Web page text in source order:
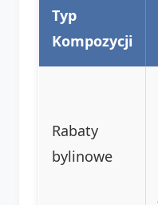
Typ
Kompozycji
Rabaty
bylinowe